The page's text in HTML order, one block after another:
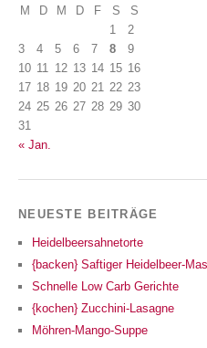
M D M D F S
S
1
2
3
4 5 6 7 8
9
10 11 12 13 14 15 16
17 18 19 20 21 22 23
24 25 26 27 28 29 30
31
« Jan.
NEUESTE BEITRÄGE
Heidelbeersahnetorte
{backen} Saftiger Heidelbeer-
Schnelle Low Carb Gerichte
{kochen} Zucchini-Lasagne
Möhren-Mango-Suppe